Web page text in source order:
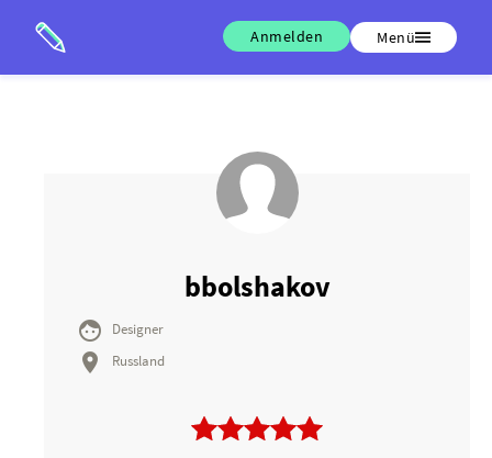
Anmelden Menü
bbolshakov
 Designer
 Russland